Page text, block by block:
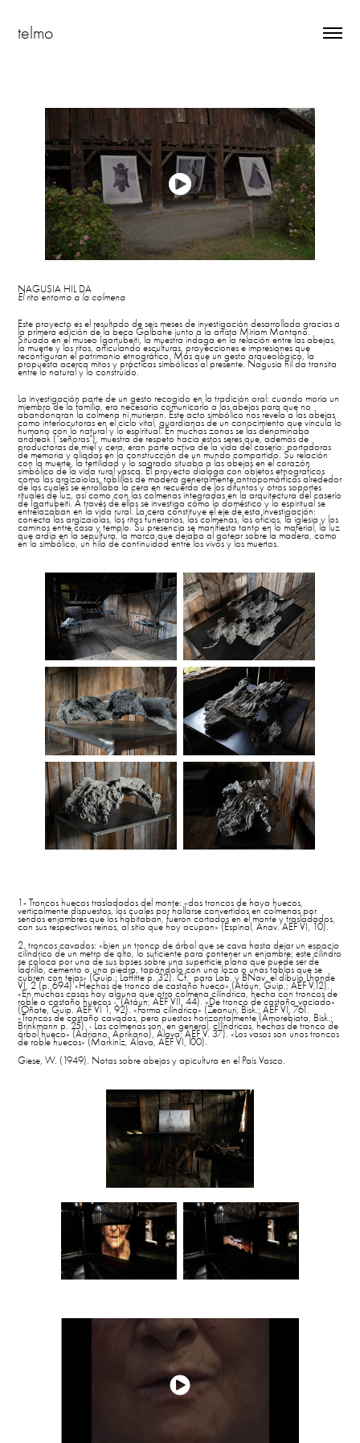
telmo
NAGUSIA HIL DA
El rito entorno a la colmena
Este proyecto es el resultado de seis meses de investigación desarrollada gracias a
la primera edición de la beca Galbahe junto a la artista Miriam Montano.
Situada en el museo Igartubeiti, la muestra indaga en la relación entre las abejas,
la muerte y los ritos, articulando esculturas, proyecciones e impresiones que
reconfiguran el patrimonio etnográfico. Más que un gesto arqueológico, la
propuesta acerca mitos y prácticas simbólicas al presente. Nagusia hil da transita
entre lo natural y lo construido.
La investigación parte de un gesto recogido en la tradición oral: cuando moría un
miembro de la familia, era necesario comunicarlo a las abejas para que no
abandonaran la colmena ni murieran. Este acto simbólico nos revela a las abejas
como interlocutoras en el ciclo vital, guardianas de un conocimiento que vincula lo
humano con lo natural y lo espiritual. En muchas zonas se las denominaba
andreak (“señoras”), muestra de respeto hacia estos seres que, además de
productoras de miel y cera, eran parte activa de la vida del caserío: portadoras
de memoria y aliadas en la construcción de un mundo compartido. Su relación
con la muerte, la fertilidad y lo sagrado situaba a las abejas en el corazón
simbólico de la vida rural vasca. El proyecto dialoga con objetos etnograficos
como las argizaiolas, tablillas de madera generalmente antropomórficas alrededor
de las cuales se enrollaba la cera en recuerdo de los difuntos y otros soportes
rituales de luz, así como con las colmenas integradas en la arquitectura del caserío
de Igartubeiti. A través de ellos se investiga cómo lo doméstico y lo espiritual se
entrelazaban en la vida rural. La cera constituye el eje de esta investigación:
conecta las argizaiolas, los ritos funerarios, las colmenas, los oficios, la iglesia y los
caminos entre casa y templo. Su presencia se manifiesta tanto en lo material, la luz
que ardía en la sepultura, la marca que dejaba al gotear sobre la madera, como
en lo simbólico, un hilo de continuidad entre los vivos y los muertos.
1- Troncos huecos trasladados del monte: «dos troncos de haya huecos,
verticalmente dispuestos, los cuales por hallarse convertidos en colmenas por
sendos enjambres que los habitaban, fueron cortados en el monte y trasladados,
con sus respectivos reinos, al sitio que hoy ocupan» (Espinal, Anav. AEF VI, 10).
2. troncos cavados: «bien un tronco de árbol que se cava hasta dejar un espacio
cilíndrico de un metro de alto, lo suficiente para contener un enjambre; este cilindro
se coloca por una de sus bases sobre una superficie plana que puede ser de
ladrillo, cemento o una piedra, tapándolo con una loza o unas tablas que se
cubren con tejas» (Guip.: Laffitte p. 32). Cf. para Lab. y BNav. el dibujo Lhande
VI, 2 (p. 694) «Hechas de tronco de castaño hueco» (Atáun, Guip.; AEF V,12).
«En muchas casas hay alguna que otra colmena cilíndrica, hecha con troncos de
roble o castaño huecos ›, (Atáun; AEF VII, 44). «De tronco de castaño vaciado»
(Oñate, Guip. AEF VI 1, 92). «Forma cilíndrica» (Zeanuri, Bisk.; AEF VI, 761.
«Troncos de castaño cavados, pero puestos horizontalmente (Amorebiata, Bisk.;
Brinkmann p. 25). ‹ Las colmenas son, en general, cÍlíndricas, hechas de tronco de
árbol hueco» (Adriano, Aprikano), Alava; AEF V. 37). «Los vasos son unos troncos
de roble huecos» (Markiniz, Alava, AEF VI, l00).
Giese, W. (1949). Notas sobre abejas y apicultura en el País Vasco.